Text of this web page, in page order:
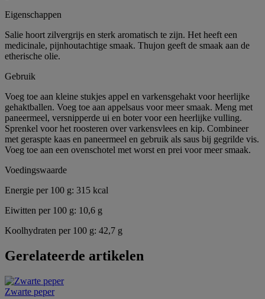
Eigenschappen
Salie hoort zilvergrijs en sterk aromatisch te zijn. Het heeft een
medicinale, pijnhoutachtige smaak. Thujon geeft de smaak aan de
etherische olie.
Gebruik
Voeg toe aan kleine stukjes appel en varkensgehakt voor heerlijke
gehaktballen. Voeg toe aan appelsaus voor meer smaak. Meng met
paneermeel, versnipperde ui en boter voor een heerlijke vulling.
Sprenkel voor het roosteren over varkensvlees en kip. Combineer
met geraspte kaas en paneermeel en gebruik als saus bij gegrilde vis.
Voeg toe aan een ovenschotel met worst en prei voor meer smaak.
Voedingswaarde
Energie per 100 g: 315 kcal
Eiwitten per 100 g: 10,6 g
Koolhydraten per 100 g: 42,7 g
Gerelateerde artikelen
Zwarte peper